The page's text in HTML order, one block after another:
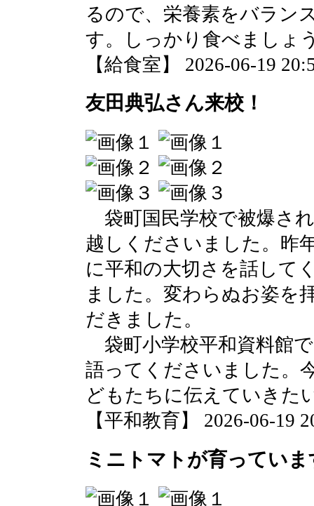
るので、栄養素をバラン
す。しっかり食べましょ
【給食室】 2026-06-19
友田典弘さん来校！
袋町国民学校で被爆さ
越しくださいました。昨
に平和の大切さを話して
ました。変わらぬお姿を
だきました。
袋町小学校平和資料館
語ってくださいました。
どもたちに伝えていきた
【平和教育】 2026-06-19
ミニトマトが育っていま